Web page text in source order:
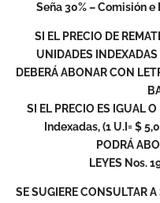
Seña 30% – Comisión e
SI EL PRECIO DE
UNIDADES
DEBERÁ ABONAR CON
SI EL PRECIO ES IGUAL
Indexadas, (1 U.I= $
PODRÁ
LEYES Nos.
SE SUGIERE CONSULTAR